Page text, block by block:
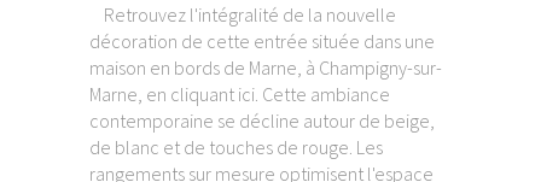
Retrouvez l'intégralité de la nouvelle
décoration de cette entrée située dans une
maison en bords de Marne, à Champigny-sur-
Marne, en cliquant ici. Cette ambiance
contemporaine se décline autour de beige,
de blanc et de touches de rouge. Les
rangements sur mesure optimisent l'espace